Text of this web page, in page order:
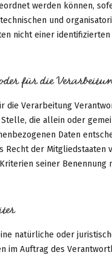
werden können,
und
nicht einer
für die
die Verarbeitung
die allein oder
Daten
Recht der
seiner
natürliche oder
im Auftrag des